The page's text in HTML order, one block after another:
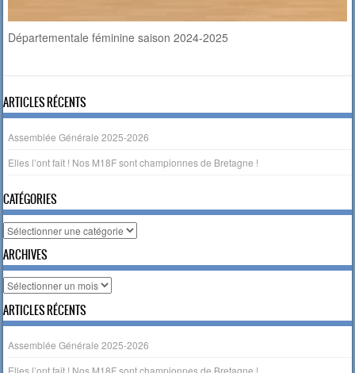
Départementale féminine saison 2024-2025
ARTICLES RÉCENTS
Assemblée Générale 2025-2026
Elles l’ont fait ! Nos M18F sont championnes de Bretagne !
CATÉGORIES
Catégories
ARCHIVES
Archives
ARTICLES RÉCENTS
Assemblée Générale 2025-2026
Elles l’ont fait ! Nos M18F sont championnes de Bretagne !